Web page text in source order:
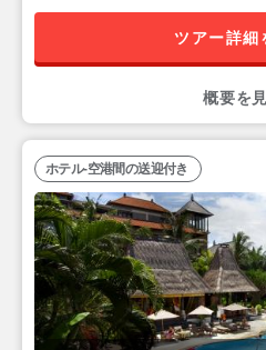
ツアー詳細
概要を
ホテル-空港間の送迎付き